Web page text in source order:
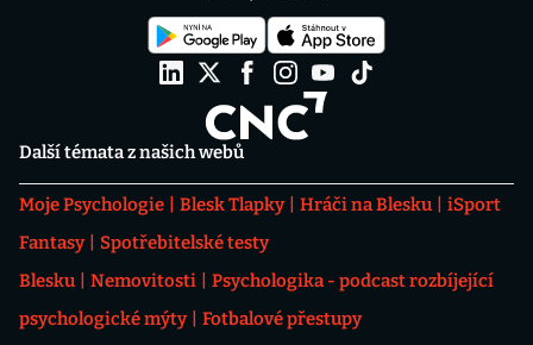
Další témata z našich webů
Moje Psychologie Blesk Tlapky Hráči na Blesku
iSport
Fantasy
Spotřebitelské testy
Blesku
Nemovitosti
Psychologika - podcast rozbíjející
psychologické mýty
Fotbalové přestupy